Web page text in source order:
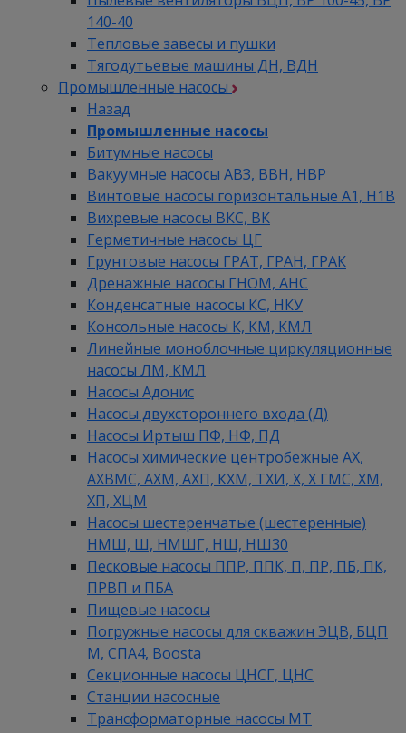
140-40
Тепловые завесы и пушки
Тягодутьевые машины ДН, ВДН
Промышленные насосы
Назад
Промышленные насосы
Битумные насосы
Вакуумные насосы АВЗ, ВВН, НВР
Винтовые насосы горизонтальные А1, Н1В
Вихревые насосы ВКС, ВК
Герметичные насосы ЦГ
Грунтовые насосы ГРАТ, ГРАН, ГРАК
Дренажные насосы ГНОМ, АНС
Конденсатные насосы КС, НКУ
Консольные насосы К, КМ, КМЛ
Линейные моноблочные циркуляционные
насосы ЛМ, КМЛ
Насосы Адонис
Насосы двухстороннего входа (Д)
Насосы Иртыш ПФ, НФ, ПД
Насосы химические центробежные АХ,
АХВМС, АХМ, АХП, КХМ, ТХИ, Х, Х ГМС, ХМ,
ХП, ХЦМ
Насосы шестеренчатые (шестеренные)
НМШ, Ш, НМШГ, НШ, НШ30
Песковые насосы ППР, ППК, П, ПР, ПБ, ПК,
ПРВП и ПБА
Пищевые насосы
Погружные насосы для скважин ЭЦВ, БЦП
М, СПА4, Boosta
Секционные насосы ЦНСГ, ЦНС
Станции насосные
Трансформаторные насосы МТ